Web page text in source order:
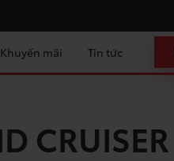
Khuyến mãi Tin tức
CRUISER